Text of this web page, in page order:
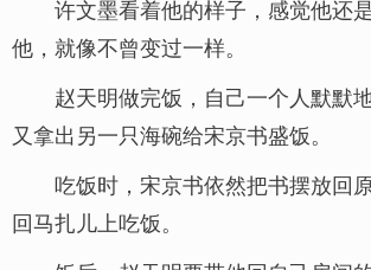
许文墨看着他的样子，感觉他还
他，就像不曾变过一样。
赵天明做完饭，自己一个人默默
又拿出另一只海碗给宋京书盛饭。
吃饭时，宋京书依然把书摆放回
回马扎儿上吃饭。